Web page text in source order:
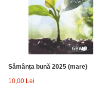
Sămânța bună 2025 (mare)
10,00 Lei